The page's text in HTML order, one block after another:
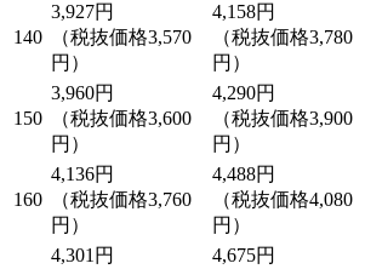
140
3,927円
（税抜価格3,570
円）
4,158円
（税抜価格3,780
円）
150
3,960円
（税抜価格3,600
円）
4,290円
（税抜価格3,900
円）
160
4,136円
（税抜価格3,760
円）
4,488円
（税抜価格4,080
円）
4,301円
4,675円